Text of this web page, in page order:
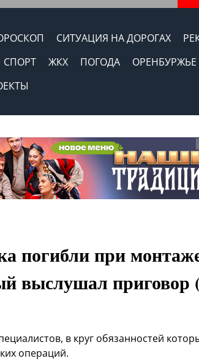
СИТУАЦИЯ НА ДОРОГАХ
СПОРТ ЖКХ ПОГОДА ОРЕНБУРЖЬЕ
погибли при
выслушал приговор
в круг обязанностей
операций.